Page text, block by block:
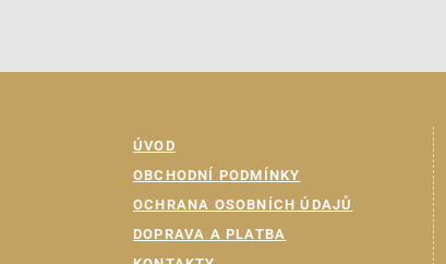
ÚVOD
OBCHODNÍ PODMÍNKY
OCHRANA OSOBNÍCH ÚDAJŮ
DOPRAVA A PLATBA